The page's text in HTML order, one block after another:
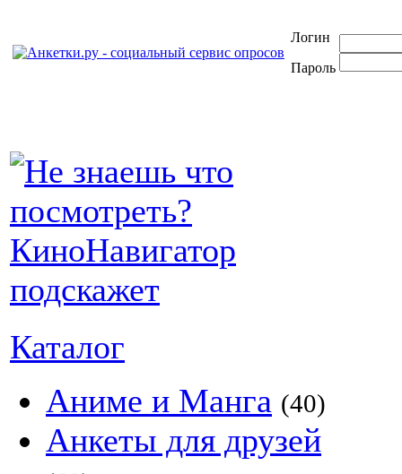
Логин
Пароль
Каталог
Аниме и Манга (40)
Анкеты для друзей